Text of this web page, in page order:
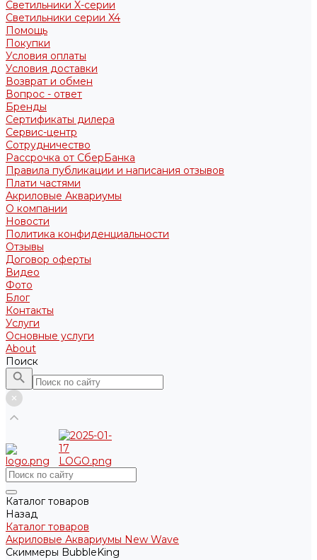
Светильники X-серии
Светильники серии X4
Помощь
Покупки
Условия оплаты
Условия доставки
Возврат и обмен
Вопрос - ответ
Бренды
Сертификаты дилера
Сервис-центр
Сотрудничество
Рассрочка от СберБанка
Правила публикации и написания отзывов
Плати частями
Акриловые Аквариумы
О компании
Новости
Политика конфиденциальности
Отзывы
Договор оферты
Видео
Фото
Блог
Контакты
Услуги
Основные услуги
About
Поиск
Каталог товаров
Назад
Каталог товаров
Акриловые Аквариумы New Wave
Скиммеры BubbleKing